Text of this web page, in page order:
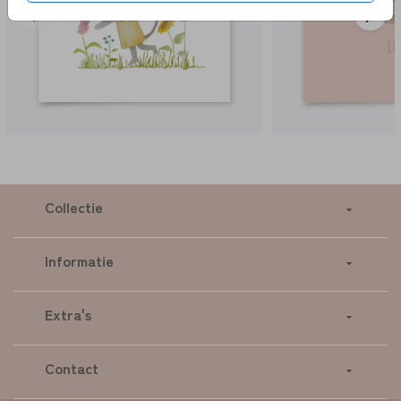
Collectie
Informatie
Extra's
Contact